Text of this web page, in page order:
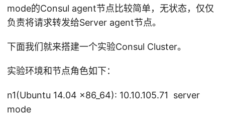
mode的Consul agent节点比较简单，无状态，仅仅
负责将请求转发给Server agent节点。
下面我们就来搭建一个实验Consul Cluster。
实验环境和节点角色如下：
n1(Ubuntu 14.04 x86_64): 10.10.105.71 server
mode